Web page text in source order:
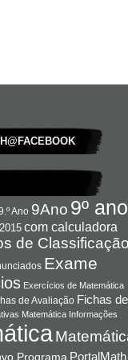
Ano 9Ano 9º ano
2015 com calculadora
de
Exame
Exercícios de Matemática
de Avaliação Fichas de
Matemática Informações
Programa PortalMath